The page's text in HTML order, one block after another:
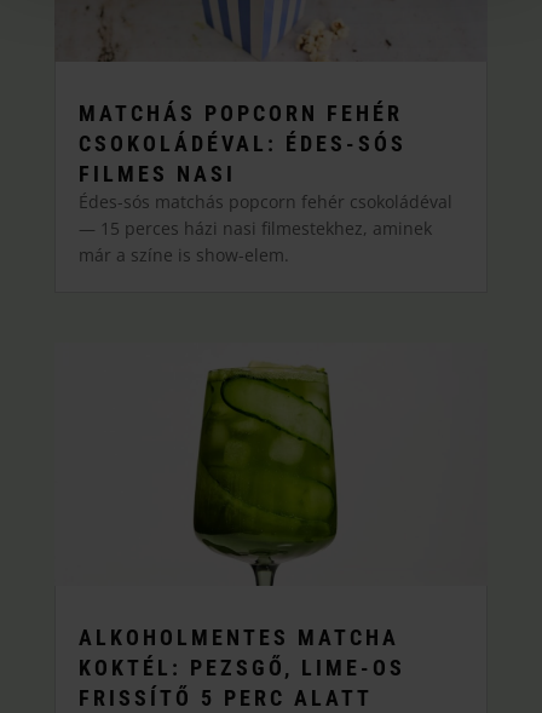
MATCHÁS POPCORN FEHÉR
CSOKOLÁDÉVAL: ÉDES-SÓS
FILMES NASI
Édes-sós matchás popcorn fehér csokoládéval
— 15 perces házi nasi filmestekhez, aminek
már a színe is show-elem.
ALKOHOLMENTES MATCHA
KOKTÉL: PEZSGŐ, LIME-OS
FRISSÍTŐ 5 PERC ALATT